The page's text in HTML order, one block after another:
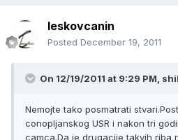
leskovcanin
Posted December 19, 2011
On 12/19/2011 at 9:29 PM,
Nemojte tako posmatrati
conopljanskog USR i nakon tri
camca.Da je drugacije takvih riba